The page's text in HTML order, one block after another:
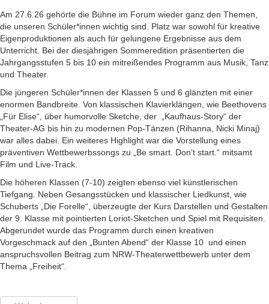
Am 27.6.26 gehörte die Bühne im Forum wieder ganz den Themen,
die unseren Schüler*innen wichtig sind. Platz war sowohl für kreative
Eigenproduktionen als auch für gelungene Ergebnisse aus dem
Unterricht. Bei der diesjährigen Sommeredition präsentierten die
Jahrgangsstufen 5 bis 10 ein mitreißendes Programm aus Musik, Tanz
und Theater.
Die jüngeren Schüler*innen der Klassen 5 und 6 glänzten mit einer
enormen Bandbreite. Von klassischen Klavierklängen, wie Beethovens
„Für Elise“, über humorvolle Sketche, der „Kaufhaus-Story“ der
Theater-AG bis hin zu modernen Pop-Tänzen (Rihanna, Nicki Minaj)
war alles dabei. Ein weiteres Highlight war die Vorstellung eines
präventiven Wettbewerbssongs zu „Be smart. Don‘t start.“ mitsamt
Film und Live-Track.
Die höheren Klassen (7-10) zeigten ebenso viel künstlerischen
Tiefgang. Neben Gesangsstücken und klassischer Liedkunst, wie
Schuberts „Die Forelle“, überzeugte der Kurs Darstellen und Gestalten
der 9. Klasse mit pointierten Loriot-Sketchen und Spiel mit Requisiten.
Abgerundet wurde das Programm durch einen kreativen
Vorgeschmack auf den „Bunten Abend“ der Klasse 10 und einen
anspruchsvollen Beitrag zum NRW-Theaterwettbewerb unter dem
Thema „Freiheit“.